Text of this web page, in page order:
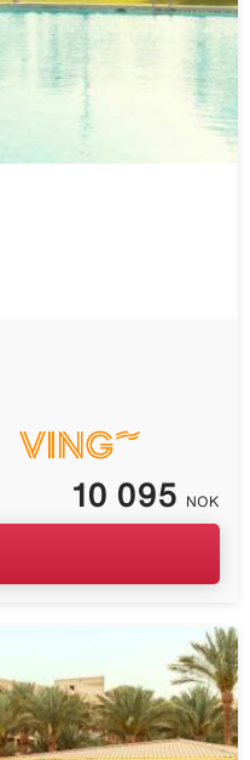
10 095 NOK